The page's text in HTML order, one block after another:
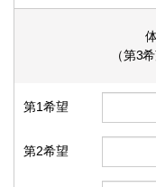
（第3
第1希望
第2希望